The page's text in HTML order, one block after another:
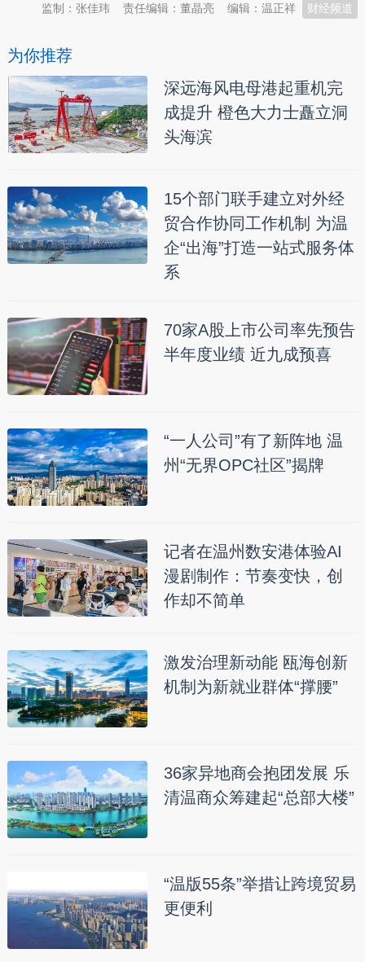
财经频道
编辑：温正祥
责任编辑：董晶亮
监制：张佳玮
为你推荐
深远海风电母港起重机完
成提升 橙色大力士矗立洞
头海滨
15个部门联手建立对外经
贸合作协同工作机制 为温
企“出海”打造一站式服务体
系
70家A股上市公司率先预告
半年度业绩 近九成预喜
“一人公司”有了新阵地 温
州“无界OPC社区”揭牌
记者在温州数安港体验AI
漫剧制作：节奏变快，创
作却不简单
激发治理新动能 瓯海创新
机制为新就业群体“撑腰”
36家异地商会抱团发展 乐
清温商众筹建起“总部大楼”
“温版55条”举措让跨境贸易
更便利